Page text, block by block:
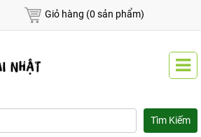
Giỏ hàng (0 sản phẩm)